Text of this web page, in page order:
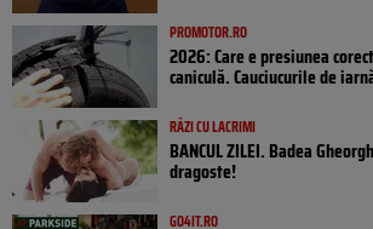
PROMOTOR.RO
2026: Care e presiunea
caniculă. Cauciucurile de
RÂZI CU LACRIMI
BANCUL ZILEI. Badea
dragoste!
GO4IT.RO